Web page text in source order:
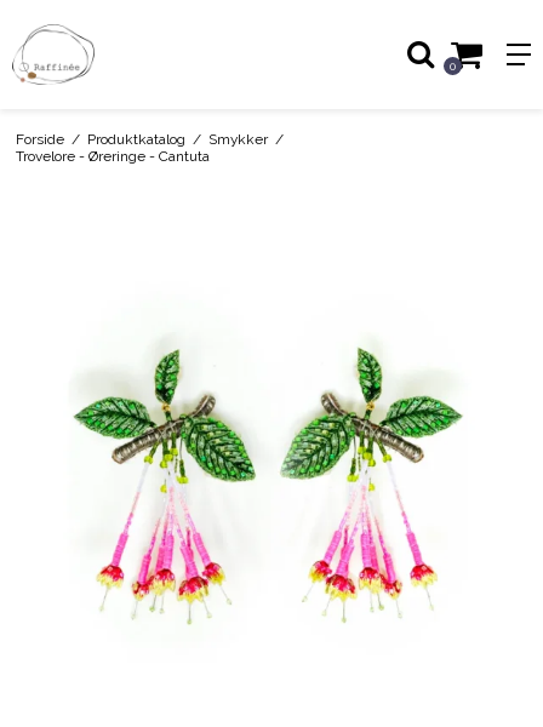
0
Forside / Produktkatalog / Smykker /
Trovelore - Øreringe - Cantuta